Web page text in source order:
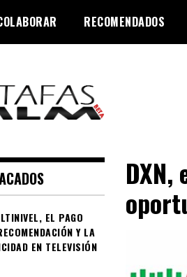
RECOMENDADOS
EL PAGO
Y LA
EN TELEVISIÓN